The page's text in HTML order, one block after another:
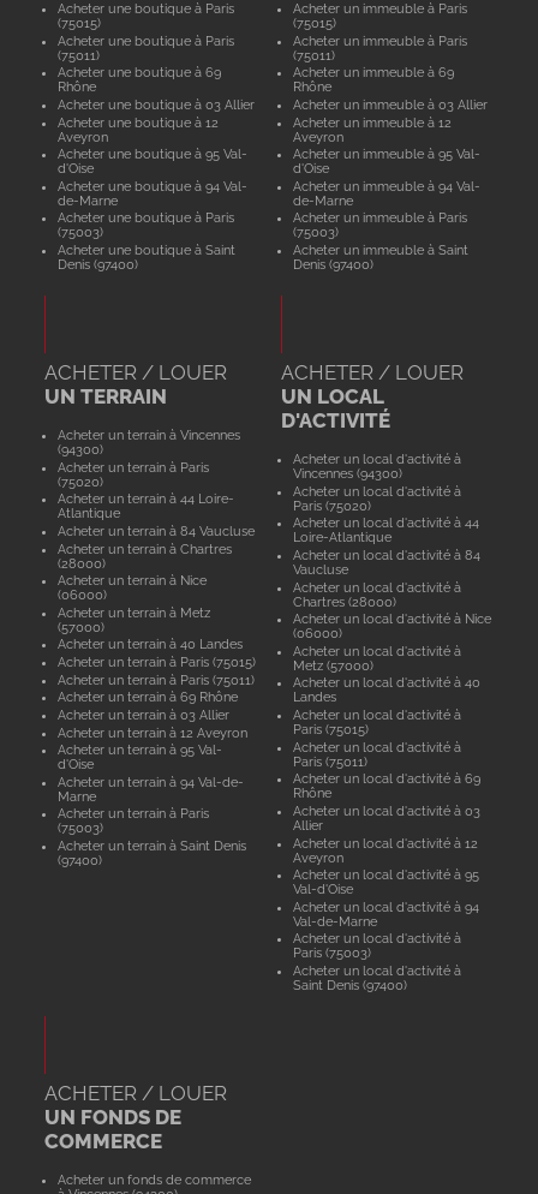
Acheter une boutique à Paris
(75015)
Acheter une boutique à Paris
(75011)
Acheter une boutique à 69
Rhône
Acheter une boutique à 03 Allier
Acheter une boutique à 12
Aveyron
Acheter une boutique à 95 Val-
d'Oise
Acheter une boutique à 94 Val-
de-Marne
Acheter une boutique à Paris
(75003)
Acheter une boutique à Saint
Denis (97400)
Acheter un immeuble à Paris
(75015)
Acheter un immeuble à Paris
(75011)
Acheter un immeuble à 69
Rhône
Acheter un immeuble à 03 Allier
Acheter un immeuble à 12
Aveyron
Acheter un immeuble à 95 Val-
d'Oise
Acheter un immeuble à 94 Val-
de-Marne
Acheter un immeuble à Paris
(75003)
Acheter un immeuble à Saint
Denis (97400)
ACHETER / LOUER
UN TERRAIN
Acheter un terrain à Vincennes
(94300)
Acheter un terrain à Paris
(75020)
Acheter un terrain à 44 Loire-
Atlantique
Acheter un terrain à 84 Vaucluse
Acheter un terrain à Chartres
(28000)
Acheter un terrain à Nice
(06000)
Acheter un terrain à Metz
(57000)
Acheter un terrain à 40 Landes
Acheter un terrain à Paris (75015)
Acheter un terrain à Paris (75011)
Acheter un terrain à 69 Rhône
Acheter un terrain à 03 Allier
Acheter un terrain à 12 Aveyron
Acheter un terrain à 95 Val-
d'Oise
Acheter un terrain à 94 Val-de-
Marne
Acheter un terrain à Paris
(75003)
Acheter un terrain à Saint Denis
(97400)
ACHETER / LOUER
UN LOCAL
D'ACTIVITÉ
Acheter un local d'activité à
Vincennes (94300)
Acheter un local d'activité à
Paris (75020)
Acheter un local d'activité à 44
Loire-Atlantique
Acheter un local d'activité à 84
Vaucluse
Acheter un local d'activité à
Chartres (28000)
Acheter un local d'activité à Nice
(06000)
Acheter un local d'activité à
Metz (57000)
Acheter un local d'activité à 40
Landes
Acheter un local d'activité à
Paris (75015)
Acheter un local d'activité à
Paris (75011)
Acheter un local d'activité à 69
Rhône
Acheter un local d'activité à 03
Allier
Acheter un local d'activité à 12
Aveyron
Acheter un local d'activité à 95
Val-d'Oise
Acheter un local d'activité à 94
Val-de-Marne
Acheter un local d'activité à
Paris (75003)
Acheter un local d'activité à
Saint Denis (97400)
ACHETER / LOUER
UN FONDS DE
COMMERCE
Acheter un fonds de commerce